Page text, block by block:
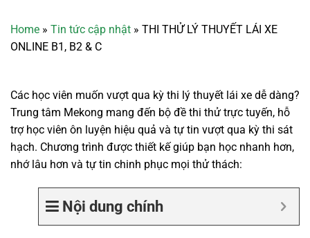
Home » Tin tức cập nhật » THI THỬ LÝ THUYẾT LÁI XE
ONLINE B1, B2 & C
Các học viên muốn vượt qua kỳ thi lý thuyết lái xe dễ dàng?
Trung tâm Mekong mang đến bộ đề thi thử trực tuyến, hỗ
trợ học viên ôn luyện hiệu quả và tự tin vượt qua kỳ thi sát
hạch. Chương trình được thiết kế giúp bạn học nhanh hơn,
nhớ lâu hơn và tự tin chinh phục mọi thử thách:
Nội dung chính